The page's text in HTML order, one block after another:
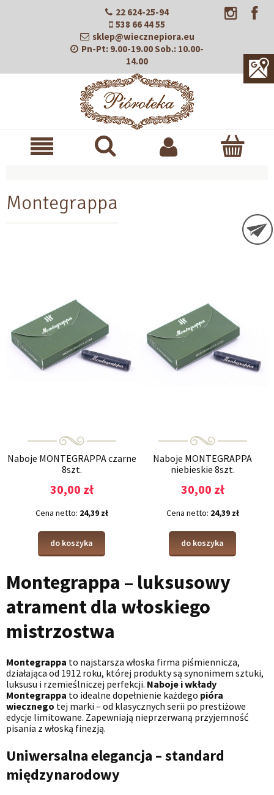
22 624-25-94
538 66 44 55
sklep@wiecznepiora.eu
Pn-Pt: 9.00-19.00Sob.: 10.00-
14.00
Montegrappa
Naboje MONTEGRAPPA czarne
8szt.
30,00 zł
Cena netto: 24,39 zł
do koszyka
Naboje MONTEGRAPPA
niebieskie 8szt.
30,00 zł
Cena netto: 24,39 zł
do koszyka
Montegrappa – luksusowy
atrament dla włoskiego
mistrzostwa
Montegrappa to najstarsza włoska firma piśmiennicza,
działająca od 1912 roku, której produkty są synonimem sztuki,
luksusu i rzemieślniczej perfekcji. Naboje i wkłady
Montegrappa to idealne dopełnienie każdego pióra
wiecznego tej marki – od klasycznych serii po prestiżowe
edycje limitowane. Zapewniają nieprzerwaną przyjemność
pisania z włoską finezją.
Uniwersalna elegancja – standard
międzynarodowy